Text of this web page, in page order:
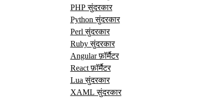
PHP सुंदरकार
Python सुंदरकार
Perl सुंदरकार
Ruby सुंदरकार
Angular फ़ॉर्मैटर
React फ़ॉर्मैटर
Lua सुंदरकार
XAML सुंदरकार